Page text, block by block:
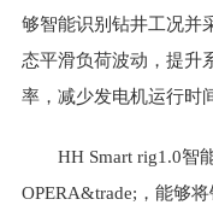
够智能识别钻井工况并
态平滑负荷波动，提升
率，减少发电机运行时
HH Smart rig1.0智
OPERA&trade;，能够